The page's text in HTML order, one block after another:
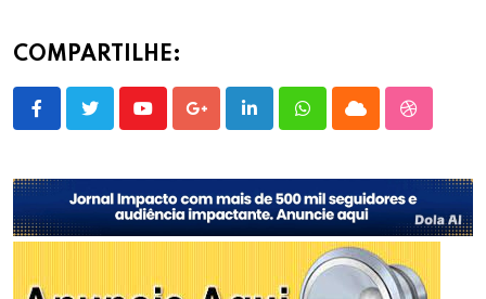
COMPARTILHE:
YoutubeGoogle+LinkedInWhatsappCloud